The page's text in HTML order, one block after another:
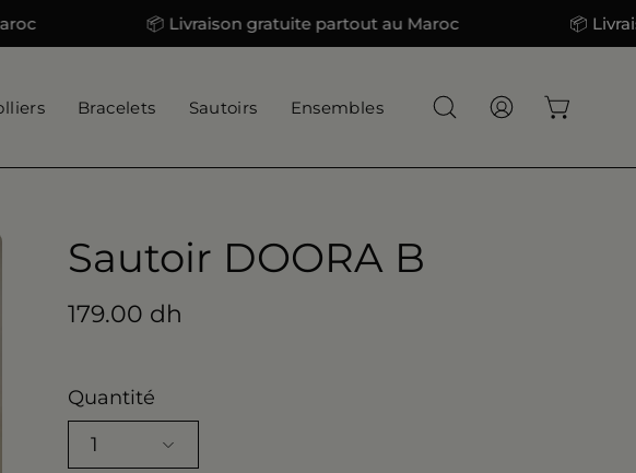
📦 Livraison gratuite partout au Maroc 📦 Livraison
Bracelets Sautoirs Ensembles
Ouvrir
barre
Mon
Ouvrir
Sautoir DOORA B
179.00 dh
Quantité
1